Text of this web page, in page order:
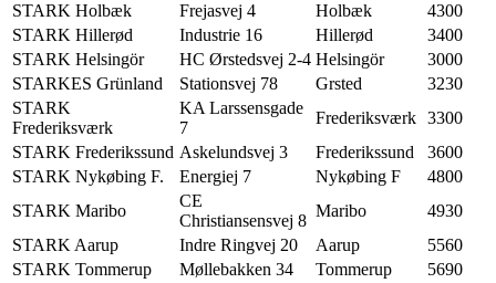
STARK Holbæk
Frejasvej 4 Holbæk
4300
STARK Hillerød
Industrie 16 Hillerød
3400
STARK Helsingör
HC Ørstedsvej 2-4 Helsingör
3000
STARKES Grünland
Stationsvej 78 Grsted
3230
STARK
Frederiksværk
KA Larssensgade
7
Frederiksværk 3300
STARK Frederikssund Askelundsvej 3 Frederikssund
3600
STARK Nykøbing F.
Energiej 7 Nykøbing F
4800
STARK Maribo
CE
Christiansensvej 8
Maribo
4930
STARK Aarup
Indre Ringvej 20 Aarup
5560
STARK Tommerup
Møllebakken 34 Tommerup
5690